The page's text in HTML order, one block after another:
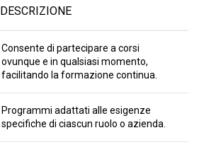
DESCRIZIONE
Consente di partecipare a corsi
ovunque e in qualsiasi momento,
facilitando la formazione continua.
Programmi adattati alle esigenze
specifiche di ciascun ruolo o azienda.